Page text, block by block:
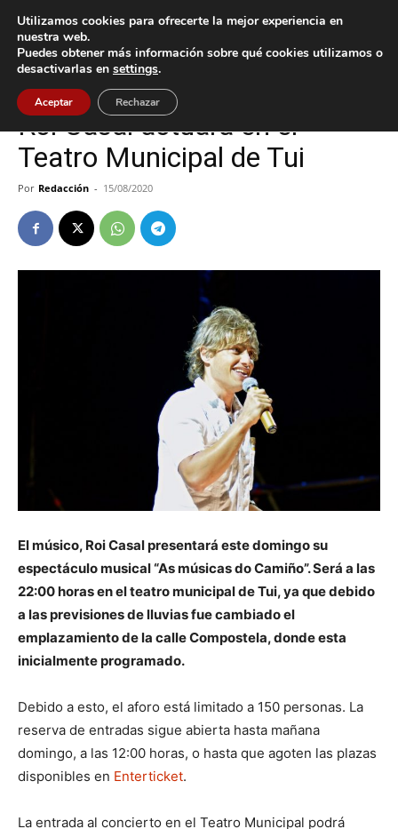
Inicio Cultura / Ocio
Cultura / Ocio Tui
Roi Casal actuará en el
Teatro Municipal de Tui
Por Redacción - 15/08/2020
El músico, Roi Casal presentará este domingo su
espectáculo musical “As músicas do Camiño”. Será a las
22:00 horas en el teatro municipal de Tui, ya que debido
a las previsiones de lluvias fue cambiado el
emplazamiento de la calle Compostela, donde esta
inicialmente programado.
Debido a esto, el aforo está limitado a 150 personas. La
reserva de entradas sigue abierta hasta mañana
domingo, a las 12:00 horas, o hasta que agoten las plazas
disponibles en Enterticket.
La entrada al concierto en el Teatro Municipal podrá
Utilizamos cookies para ofrecerte la mejor experiencia en
nuestra web.
Puedes obtener más información sobre qué cookies utilizamos o
desactivarlas en settings.
Aceptar Rechazar